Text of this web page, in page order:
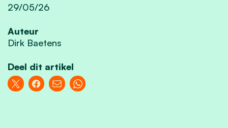
29/05/26
Auteur
Dirk Baetens
Deel dit artikel